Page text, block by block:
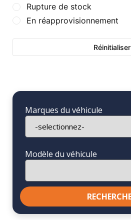
Rupture de stock
En réapprovisionnement
Réinitialiser
Marques du véhicule
Modèle du véhicule